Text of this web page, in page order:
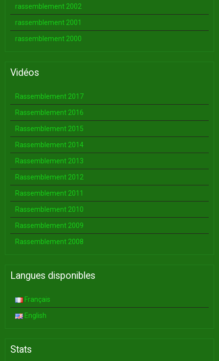
rassemblement 2002
rassemblement 2001
rassemblement 2000
Vidéos
Rassemblement 2017
Rassemblement 2016
Rassemblement 2015
Rassemblement 2014
Rassemblement 2013
Rassemblement 2012
Rassemblement 2011
Rassemblement 2010
Rassemblement 2009
Rassemblement 2008
Langues disponibles
Français
English
Stats